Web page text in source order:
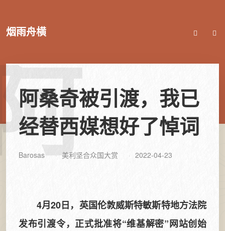
烟雨舟横
阿桑奇被引渡，我已
经替西媒想好了悼词
Barosas 美利坚合众国大赏 2022-04-23
4月20日，英国伦敦威斯特敏斯特地方法院
发布引渡令，正式批准将“维基解密”网站创始